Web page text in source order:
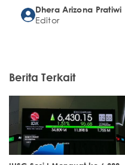
Dhera Arizona Pratiwi
Editor
Berita Terkait